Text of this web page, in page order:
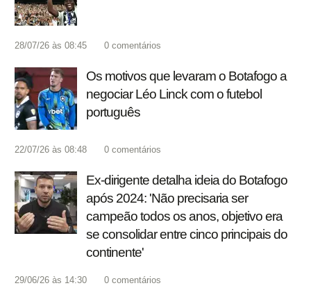
28/07/26 às 08:45 0 comentários
Os motivos que levaram o Botafogo a
negociar Léo Linck com o futebol
português
22/07/26 às 08:48 0 comentários
Ex-dirigente detalha ideia do Botafogo
após 2024: 'Não precisaria ser
campeão todos os anos, objetivo era
se consolidar entre cinco principais do
continente'
29/06/26 às 14:30 0 comentários